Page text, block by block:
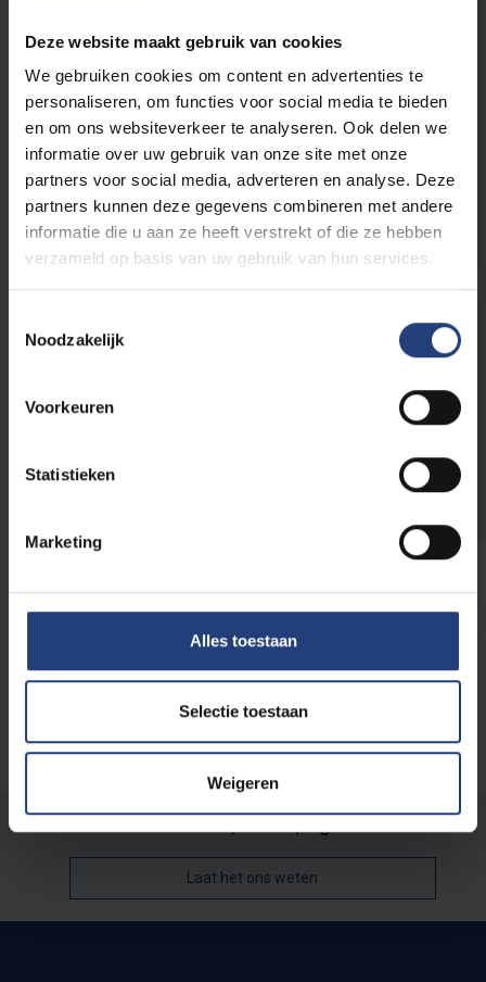
Deze website maakt gebruik van cookies
We gebruiken cookies om content en advertenties te
personaliseren, om functies voor social media te bieden
en om ons websiteverkeer te analyseren. Ook delen we
informatie over uw gebruik van onze site met onze
partners voor social media, adverteren en analyse. Deze
partners kunnen deze gegevens combineren met andere
informatie die u aan ze heeft verstrekt of die ze hebben
verzameld op basis van uw gebruik van hun services.
Noodzakelijk
Voorkeuren
Statistieken
Marketing
Alles toestaan
Selectie toestaan
Weigeren
Met verkiezingen op Europees, nationaal,
regionaal en lokaal niveau wordt 2024 een
groot verkiezingsjaar. Met deze
panelgesprekken levert de VUB-
onderzoeksgroep BIRMM
wetenschappelijk onderbouwde input over
de thema's asiel en migratie.
Policy Making
in het Engels. Meer informatie hierover vind
on
Laat het ons weten